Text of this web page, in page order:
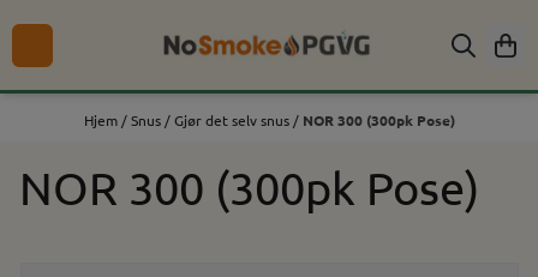
Hopp til innhold
Hjem /Snus /Gjør det selv snus / NOR 300 (300pk Pose)
NOR 300 (300pk Pose)